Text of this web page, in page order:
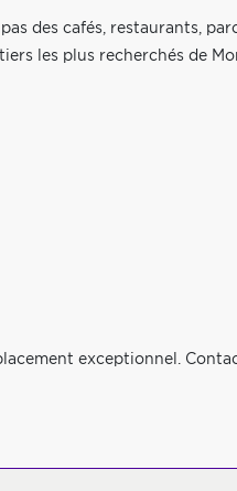
des cafés, restaurants,
les plus recherchés de
exceptionnel.